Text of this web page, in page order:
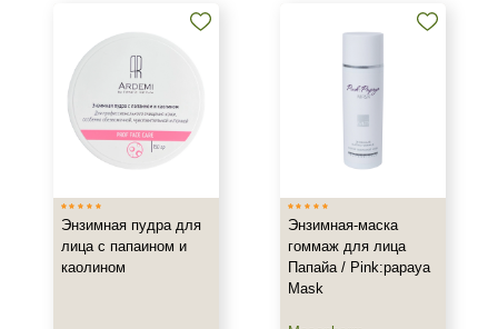
Mesopharm Professional
Страна
Израиль
Испания
Показать еще
Тип товара
Энзимная пудра для
лица с папаином и
каолином
Энзимная-маска
гоммаж для лица
Папайа / Pink:papaya
Mask